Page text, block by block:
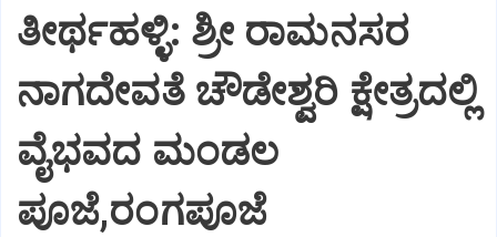
ತೀರ್ಥಹಳ್ಳಿ: ಶ್ರೀ ರಾಮನಸರ
ನಾಗದೇವತೆ ಚೌಡೇಶ್ವರಿ ಕ್ಷೇತ್ರದಲ್ಲಿ
ವೈಭವದ ಮಂಡಲ
ಪೂಜೆ,ರಂಗಪೂಜೆ